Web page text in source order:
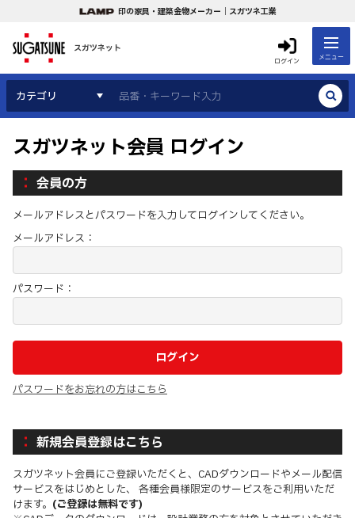
印の家具・建築金物メーカー｜スガツネ工業
スガツネット
ログイン メニュー
カテゴリ
スガツネット会員 ログイン
会員の方
メールアドレスとパスワードを入力してログインしてください。
メールアドレス：
パスワード：
パスワードをお忘れの方はこちら
新規会員登録はこちら
スガツネット会員にご登録いただくと、CADダウンロードやメール配信
サービスをはじめとした、 各種会員様限定のサービスをご利用いただ
けます。 (ご登録は無料です)